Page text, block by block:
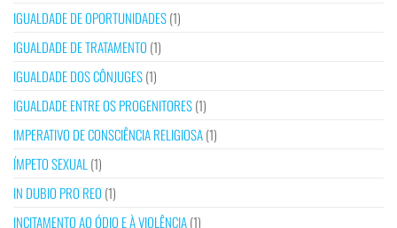
IGUALDADE DE OPORTUNIDADES(1)
IGUALDADE DE TRATAMENTO (1)
IGUALDADE DOS CÔNJUGES(1)
IGUALDADE ENTRE OS PROGENITORES(1)
IMPERATIVO DE CONSCIÊNCIA RELIGIOSA(1)
ÍMPETO SEXUAL (1)
IN DUBIO PRO REO (1)
INCITAMENTO AO ÓDIO E À VIOLÊNCIA(1)